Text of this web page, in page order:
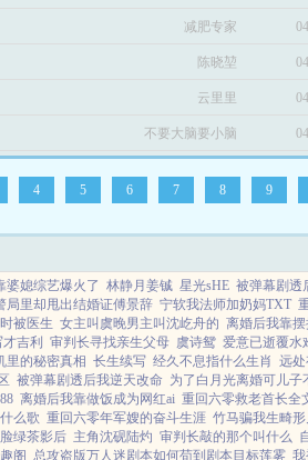
减肥专家
陈晓堃
云里里
不要大脑要小脑
4 5 6 7 8 9
婆媳综艺爆火了 林静月姜铖 星光sHE 被弹幕剧透
局里却甩出结婚证傅景辞 宁软我法师加奶妈TXT
被医生 女主叫虞晚男主叫沈屹舟的 离婚后我靠
吉利 审判长寻找亲生父母 虞诗鸳 爱意已逝覆水
里的秘密真相 长生续写 经久不息指什么生肖 远
被弹幕剧透后我逆天改命 为了白月光离婚可儿子
离婚后我靠做饭成为网红ai 重回六零救老首长全
么歌 重回六零年军嫂的奋斗生涯 竹马骗我生畸
绿茶影后 主角沈砚陆灼 审判长敲的那个叫什么
阁 总攻盗版万人迷剧本如何苟到剧本目标莲雾 我